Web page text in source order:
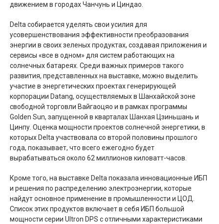
движением в городах Чанчунь и Циндао.
Delta собирается уделять свои усилия для
усовершенствования эффективности преобразования
энергии в своих зеленых продуктах, создавая приложения и
сервисы «все в одном» для систем работающих на
солнечных батареях. Среди важных примеров такого
развития, представленных на выставке, можно выделить
участие в энергетических проектах генерирующей
корпорации Datang, осуществляемых в Шанхайской зоне
свободной торговли Вайгаоцяо и в рамках программы
Golden Sun, запущенной в кварталах Шанхая Цзиньшань и
Цинпу. Оценка мощности проектов солнечной энергетики, в
которых Delta участвовала со второй половины прошлого
года, показывает, что всего ежегодно будет
вырабатываться около 62 миллионов киловатт-часов.
Кроме того, на выставке Delta показала инновационные ИБП
и решения по распределению электроэнергии, которые
найдут основное применение в промышленности и ЦОД.
Список этих продуктов включает в себя ИБП большой
мощности серии Ultron DPS с отличными характеристиками